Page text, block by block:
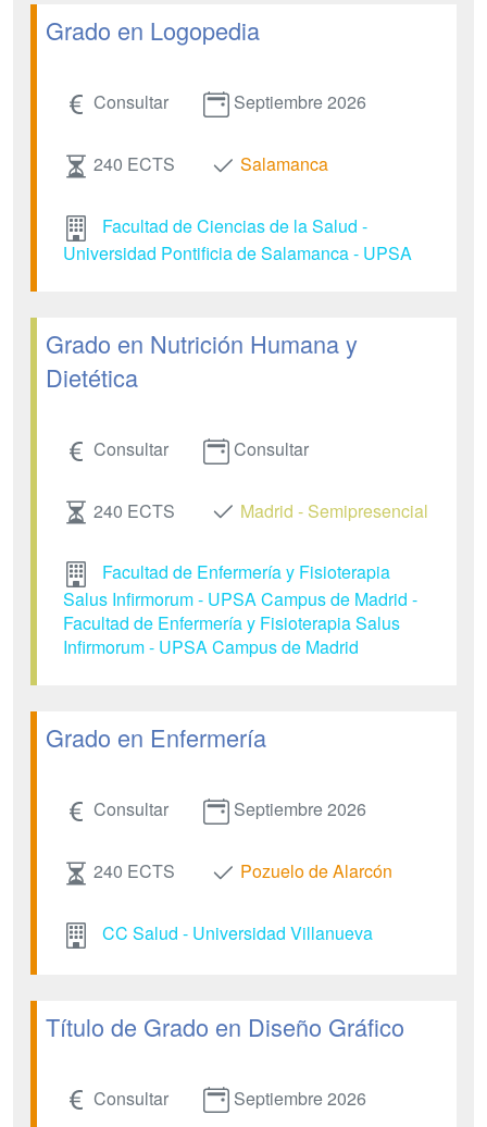
Grado en Logopedia
Consultar Septiembre 2026
240 ECTS Salamanca
Facultad de Ciencias de la Salud -
Universidad Pontificia de Salamanca - UPSA
Grado en Nutrición Humana y
Dietética
Consultar Consultar
240 ECTS Madrid - Semipresencial
Facultad de Enfermería y Fisioterapia
Salus Infirmorum - UPSA Campus de Madrid -
Facultad de Enfermería y Fisioterapia Salus
Infirmorum - UPSA Campus de Madrid
Grado en Enfermería
Consultar Septiembre 2026
240 ECTS Pozuelo de Alarcón
CC Salud - Universidad Villanueva
Título de Grado en Diseño Gráfico
Consultar Septiembre 2026